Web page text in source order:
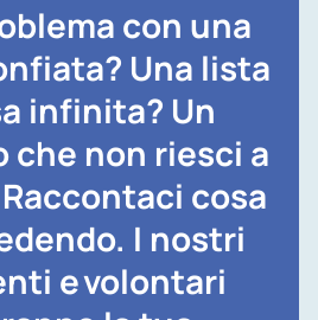
con una
Una lista
infinita? Un
che non riesci a
cosa
I nostri
evolontari